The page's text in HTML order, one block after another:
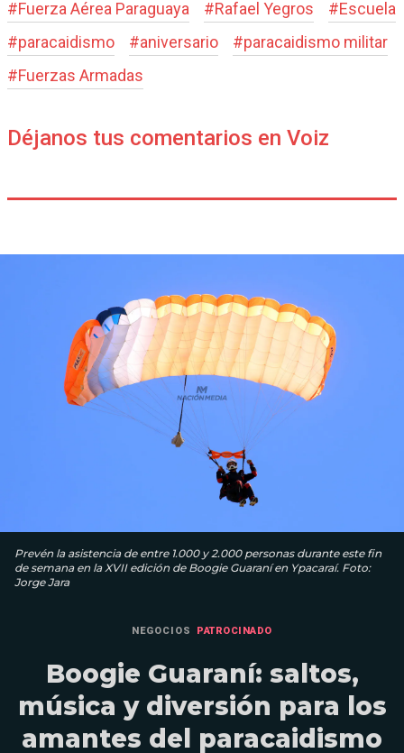
#Fuerza Aérea Paraguaya #Rafael Yegros #Escuela
#paracaidismo #aniversario #paracaidismo militar
#Fuerzas Armadas
Déjanos tus comentarios en Voiz
Prevén la asistencia de entre 1.000 y 2.000 personas durante este fin
de semana en la XVII edición de Boogie Guaraní en Ypacaraí. Foto:
Jorge Jara
NEGOCIOS PATROCINADO
Boogie Guaraní: saltos,
música y diversión para los
amantes del paracaidismo